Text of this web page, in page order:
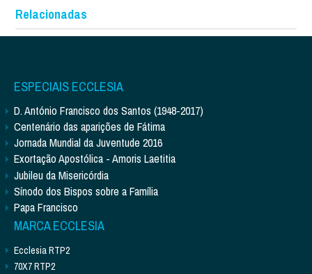
Relacionadas
ESPECIAIS ECCLESIA
D. António Francisco dos Santos (1948-2017)
Centenário das aparições de Fátima
Jornada Mundial da Juventude 2016
Exortação Apostólica - Amoris Laetitia
Jubileu da Misericórdia
Sínodo dos Bispos sobre a Família
Papa Francisco
MARCA ECCLESIA
Ecclesia RTP2
70X7 RTP2